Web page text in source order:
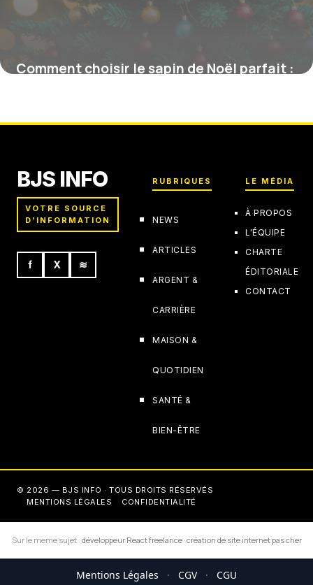
Comment choisir le sapin de Noël parfait :
BJS INFO
VOTRE SOURCE
D'INFORMATION
f X ≋
RUBRIQUES
NEWS
ARTICLES
ARGENT &
CARRIÈRE
MAISON &
QUOTIDIEN
SANTÉ &
BIEN-ÊTRE
LE MÉDIA
À PROPOS
L'ÉQUIPE
CHARTE
ÉDITORIALE
CONTACT
© 2026 — BJS INFO · TOUS DROITS RÉSERVÉS
MENTIONS LÉGALES
CONFIDENTIALITÉ
Sur le meme sujet : développeur React freelance·création de site internet pas cher
Mentions Légales · CGV · CGU